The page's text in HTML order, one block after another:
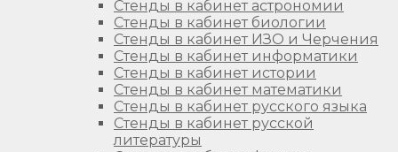
Стенды в кабинет астрономии
Стенды в кабинет биологии
Стенды в кабинет ИЗО и Черчения
Стенды в кабинет информатики
Стенды в кабинет истории
Стенды в кабинет математики
Стенды в кабинет русского языка
Стенды в кабинет русской
литературы